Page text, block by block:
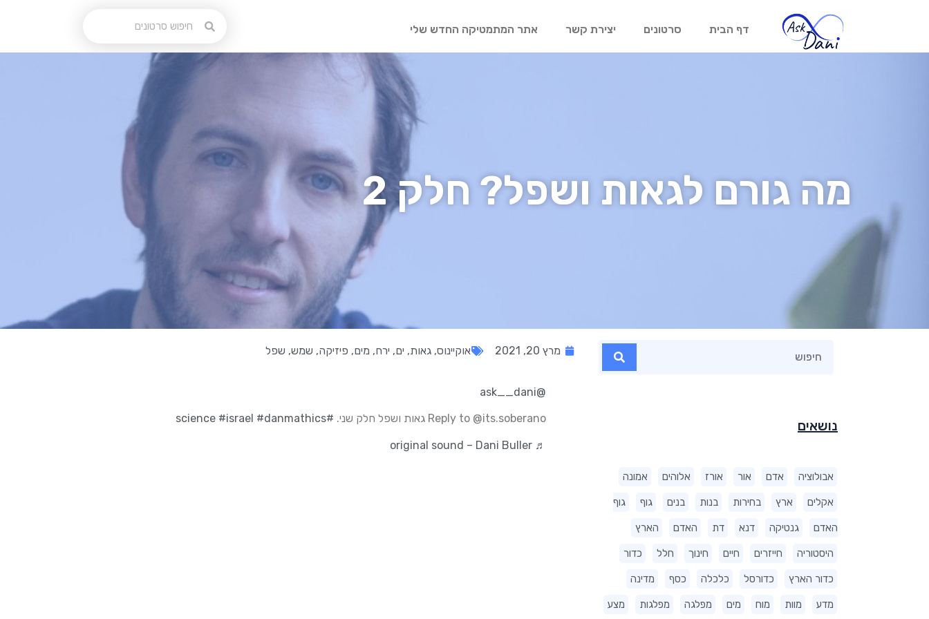
דף הבית סרטונים יצירת קשר אתר המתמטיקה החדש שלי
מה גורם לגאות ושפל? חלק 2
נושאים
אבולוציה אדם אור אורז אלוהים אמונה
אקלים ארץ בחירות בנות בנים גוף גוף
האדם גנטיקה דנא דת האדם הארץ
היסטוריה חייזרים חיים חינוך חלל כדור
כדור הארץ כדורסל כלכלה כסף מדינה
מדע מוות מוח מים מפלגה מפלגות מצע
מרץ 20, 2021 אוקיינוס, גאות, ים, ירח, מים, פיזיקה, שמש, שפל
@ask__dani
Reply to @its.soberano גאות ושפל חלק שני. #science
#israel #danmathics
♬ original sound – Dani Buller